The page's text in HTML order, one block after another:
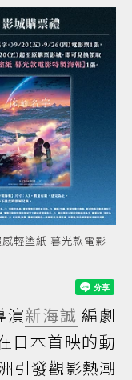
輕塗紙 暮光款電影
演新海誠 編劇
日本首映的動
引發觀影熱潮